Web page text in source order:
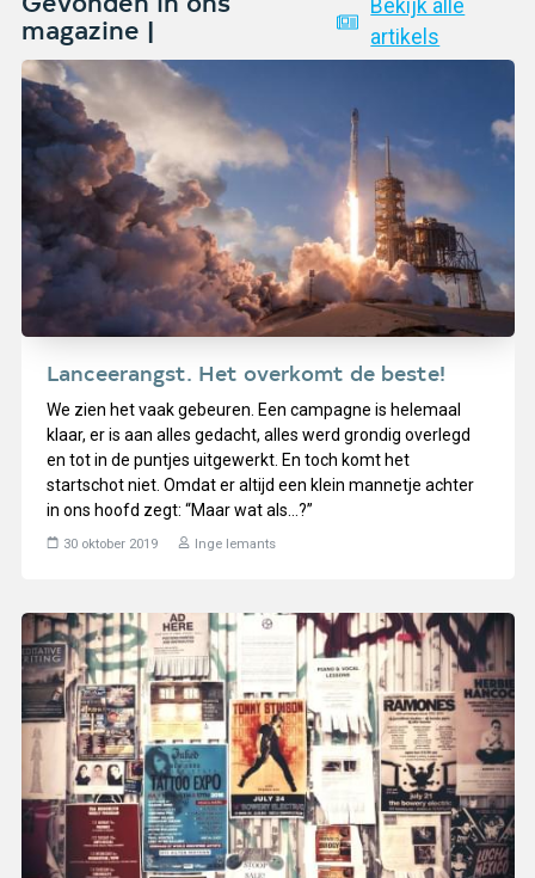
magazine |
Bekijk alle
artikels
Lanceerangst. Het overkomt de beste!
We zien het vaak gebeuren. Een campagne is helemaal
klaar, er is aan alles gedacht, alles werd grondig overlegd
en tot in de puntjes uitgewerkt. En toch komt het
startschot niet. Omdat er altijd een klein mannetje achter
in ons hoofd zegt: “Maar wat als…?”
30 oktober 2019 Inge Iemants